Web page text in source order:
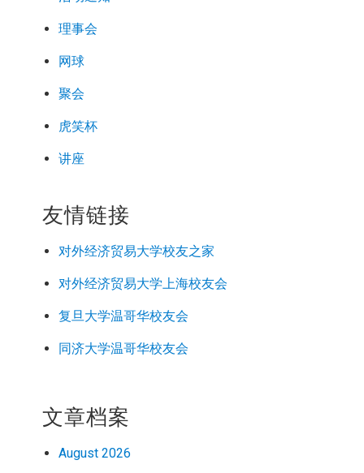
理事会
网球
聚会
虎笑杯
讲座
友情链接
对外经济贸易大学校友之家
对外经济贸易大学上海校友会
复旦大学温哥华校友会
同济大学温哥华校友会
文章档案
August 2026